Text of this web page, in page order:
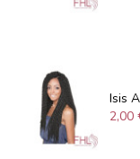
Isis
2,00